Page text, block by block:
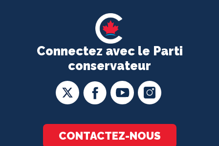
Connectez avec le Parti
conservateur
CONTACTEZ-NOUS